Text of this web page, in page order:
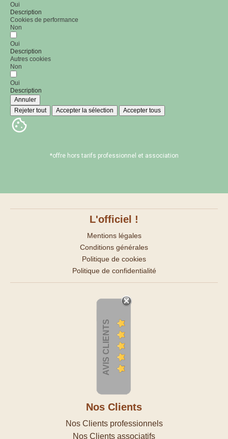
Oui
Description
Cookies de performance
Non
Oui
Description
Autres cookies
Non
Oui
Description
Annuler
Rejeter tout
Accepter la sélection Accepter tous
*offre hors tarifs professionnel et association
L'officiel !
Mentions légales
Conditions générales
Politique de cookies
Politique de confidentialité
AVIS CLIENTS
Nos Clients
Nos Clients professionnels
Nos Clients associatifs